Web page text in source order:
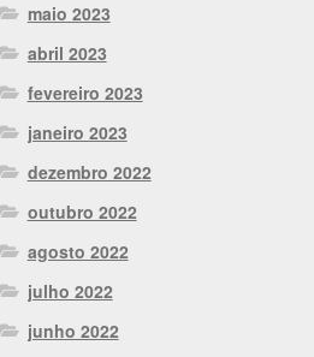
maio 2023
abril 2023
fevereiro 2023
janeiro 2023
dezembro 2022
outubro 2022
agosto 2022
julho 2022
junho 2022